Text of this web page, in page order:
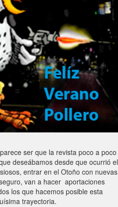
ser que la revista poco a poco
deseábamos desde que ocurrió el
entrar en el Otoño con nuevas
van a hacer aportaciones
los que hacemos posible esta
trayectoria.